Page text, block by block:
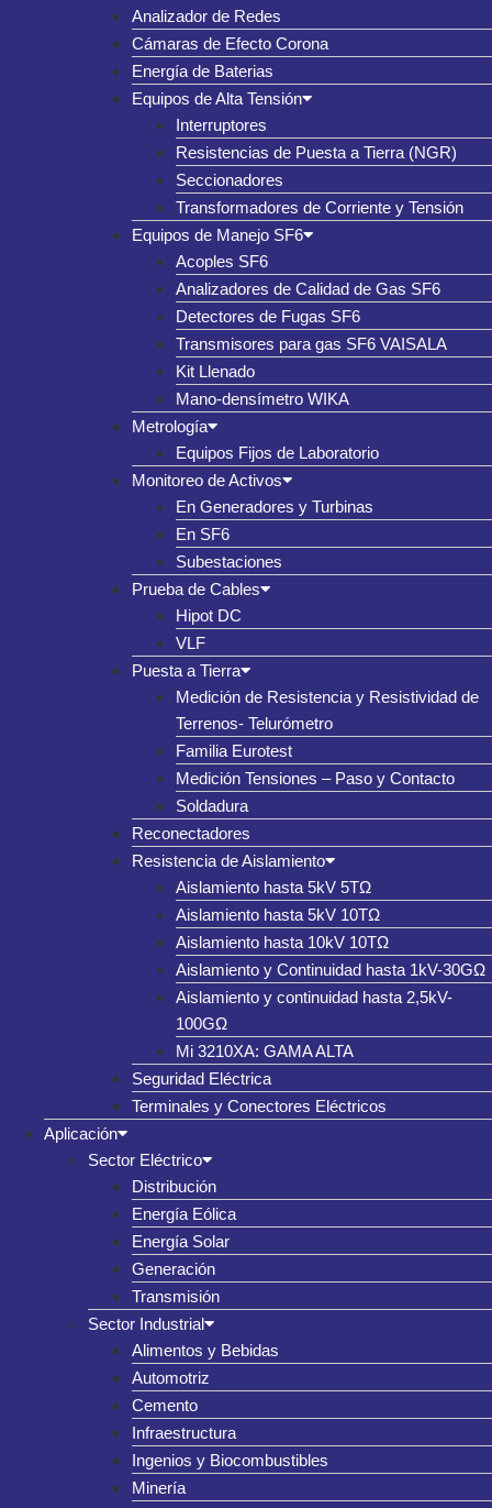
Analizador de Redes
Cámaras de Efecto Corona
Energía de Baterias
Equipos de Alta Tensión
Interruptores
Resistencias de Puesta a Tierra (NGR)
Seccionadores
Transformadores de Corriente y Tensión
Equipos de Manejo SF6
Acoples SF6
Analizadores de Calidad de Gas SF6
Detectores de Fugas SF6
Transmisores para gas SF6 VAISALA
Kit Llenado
Mano-densímetro WIKA
Metrología
Equipos Fijos de Laboratorio
Monitoreo de Activos
En Generadores y Turbinas
En SF6
Subestaciones
Prueba de Cables
Hipot DC
VLF
Puesta a Tierra
Medición de Resistencia y Resistividad de
Terrenos- Telurómetro
Familia Eurotest
Medición Tensiones – Paso y Contacto
Soldadura
Reconectadores
Resistencia de Aislamiento
Aislamiento hasta 5kV 5TΩ
Aislamiento hasta 5kV 10TΩ
Aislamiento hasta 10kV 10TΩ
Aislamiento y Continuidad hasta 1kV-30GΩ
Aislamiento y continuidad hasta 2,5kV-
100GΩ
Mi 3210XA: GAMA ALTA
Seguridad Eléctrica
Terminales y Conectores Eléctricos
Aplicación
Sector Eléctrico
Distribución
Energía Eólica
Energía Solar
Generación
Transmisión
Sector Industrial
Alimentos y Bebidas
Automotriz
Cemento
Infraestructura
Ingenios y Biocombustibles
Minería